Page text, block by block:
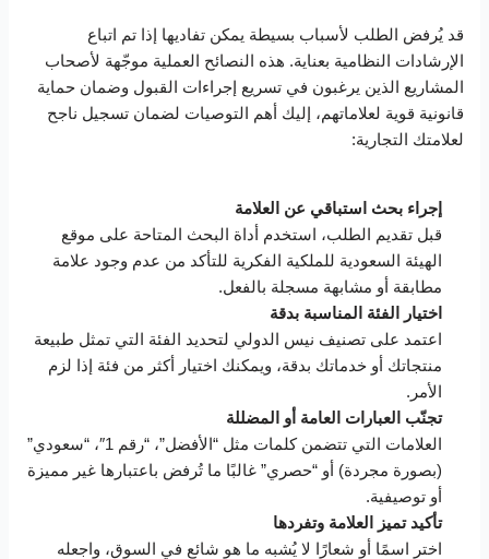
قد يُرفض الطلب لأسباب بسيطة يمكن تفاديها إذا تم اتباع
الإرشادات النظامية بعناية. هذه النصائح العملية موجّهة لأصحاب
المشاريع الذين يرغبون في تسريع إجراءات القبول وضمان حماية
قانونية قوية لعلاماتهم، إليك أهم التوصيات لضمان تسجيل ناجح
لعلامتك التجارية:
إجراء بحث استباقي عن العلامة
قبل تقديم الطلب، استخدم أداة البحث المتاحة على موقع
الهيئة السعودية للملكية الفكرية للتأكد من عدم وجود علامة
مطابقة أو مشابهة مسجلة بالفعل.
اختيار الفئة المناسبة بدقة
اعتمد على تصنيف نيس الدولي لتحديد الفئة التي تمثل طبيعة
منتجاتك أو خدماتك بدقة، ويمكنك اختيار أكثر من فئة إذا لزم
الأمر.
تجنّب العبارات العامة أو المضللة
العلامات التي تتضمن كلمات مثل “الأفضل”، “رقم 1″، “سعودي”
(بصورة مجردة) أو “حصري” غالبًا ما تُرفض باعتبارها غير مميزة
أو توصيفية.
تأكيد تميز العلامة وتفردها
اختر اسمًا أو شعارًا لا يُشبه ما هو شائع في السوق، واجعله